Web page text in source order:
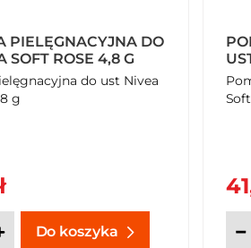
PIELĘGNACYJNA DO
SOFT ROSE 4,8 G
do ust Nivea
g
Do koszyka